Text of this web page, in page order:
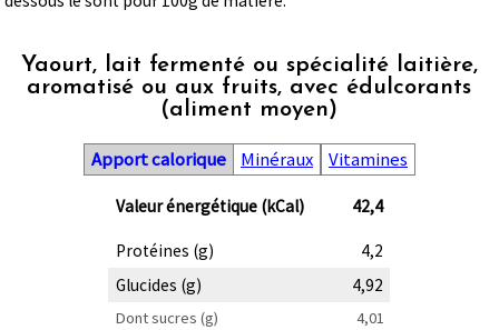
Yaourt, lait fermenté ou spécialité laitière,
aromatisé ou aux fruits, avec édulcorants
(aliment moyen)
Apport calorique Minéraux Vitamines
Valeur énergétique (kCal) 42,4
Protéines (g)
4,2
Glucides (g)
4,92
Dont sucres (g) 4,01